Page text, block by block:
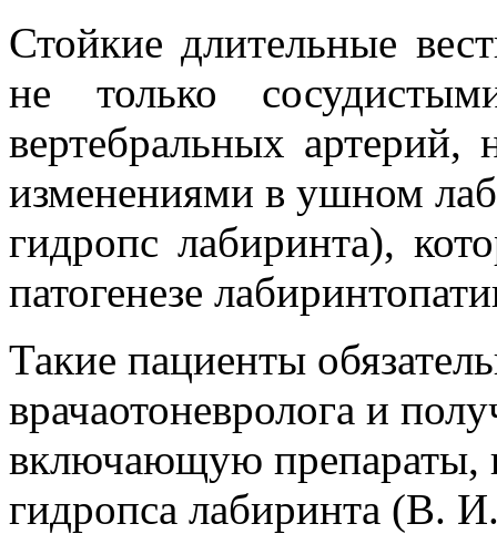
Стойкие длительные
не только
вертебральных артерий,
изменениями в ушном
гидропс лабиринта),
патогенезе
Такие пациенты
врачаотоневролога и
включающую препараты,
гидропса лабиринта (В.